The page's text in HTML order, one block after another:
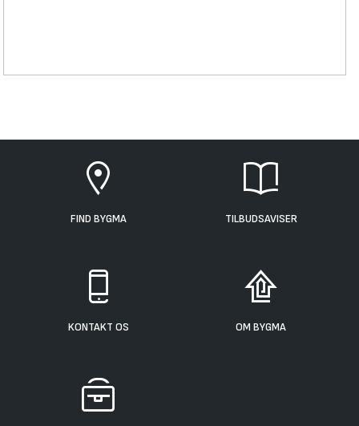
FIND BYGMA TILBUDSAVISER
KONTAKT OS OM BYGMA